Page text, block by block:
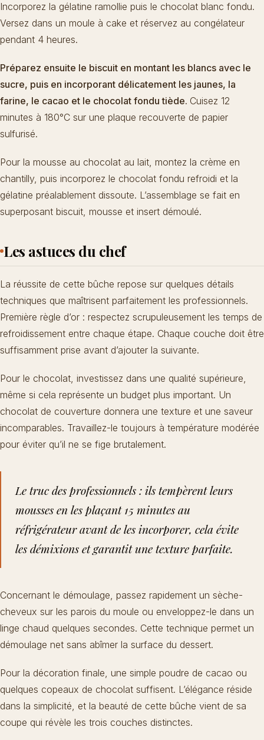
Incorporez la gélatine ramollie puis le chocolat blanc fondu.
Versez dans un moule à cake et réservez au congélateur
pendant 4 heures.
Préparez ensuite le biscuit en montant les blancs avec le
sucre, puis en incorporant délicatement les jaunes, la
farine, le cacao et le chocolat fondu tiède. Cuisez 12
minutes à 180°C sur une plaque recouverte de papier
sulfurisé.
Pour la mousse au chocolat au lait, montez la crème en
chantilly, puis incorporez le chocolat fondu refroidi et la
gélatine préalablement dissoute. L’assemblage se fait en
superposant biscuit, mousse et insert démoulé.
Les astuces du chef
La réussite de cette bûche repose sur quelques détails
techniques que maîtrisent parfaitement les professionnels.
Première règle d’or : respectez scrupuleusement les temps de
refroidissement entre chaque étape. Chaque couche doit être
suffisamment prise avant d’ajouter la suivante.
Pour le chocolat, investissez dans une qualité supérieure,
même si cela représente un budget plus important. Un
chocolat de couverture donnera une texture et une saveur
incomparables. Travaillez-le toujours à température modérée
pour éviter qu’il ne se fige brutalement.
Le truc des professionnels : ils tempèrent leurs
mousses en les plaçant 15 minutes au
réfrigérateur avant de les incorporer, cela évite
les démixions et garantit une texture parfaite.
Concernant le démoulage, passez rapidement un sèche-
cheveux sur les parois du moule ou enveloppez-le dans un
linge chaud quelques secondes. Cette technique permet un
démoulage net sans abîmer la surface du dessert.
Pour la décoration finale, une simple poudre de cacao ou
quelques copeaux de chocolat suffisent. L’élégance réside
dans la simplicité, et la beauté de cette bûche vient de sa
coupe qui révèle les trois couches distinctes.